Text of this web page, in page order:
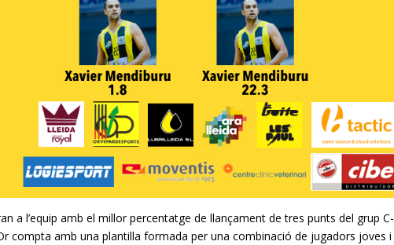
a l’equip amb el millor percentatge de llançament de tres punts del grup C-
compta amb una plantilla formada per una combinació de jugadors joves i